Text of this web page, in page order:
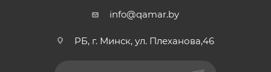
info@qamar.by
РБ, г. Минск, ул. Плеханова,46